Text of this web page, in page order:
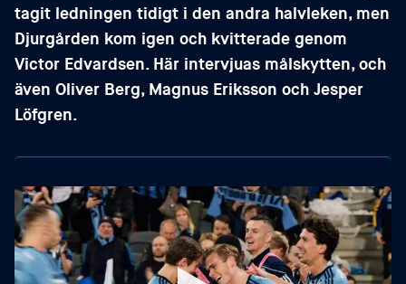
tagit ledningen tidigt i den andra halvleken, men
Djurgården kom igen och kvitterade genom
Victor Edvardsen. Här intervjuas målskytten, och
även Oliver Berg, Magnus Eriksson och Jesper
Löfgren.